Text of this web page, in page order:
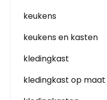
keukens
keukens en kasten
kledingkast
kledingkast op maat